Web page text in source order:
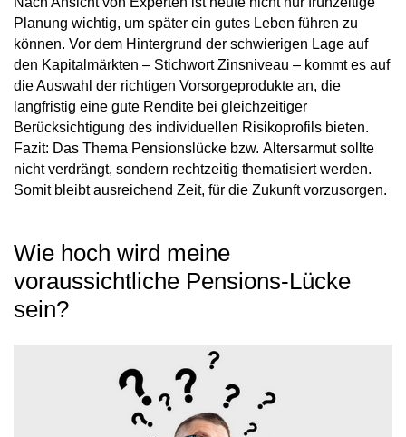
Planung wichtig, um später ein gutes Leben führen zu
können. Vor dem Hintergrund der schwierigen Lage auf
den Kapitalmärkten – Stichwort Zinsniveau – kommt es auf
die Auswahl der richtigen Vorsorgeprodukte an, die
langfristig eine gute Rendite bei gleichzeitiger
Berücksichtigung des individuellen Risikoprofils bieten.
Fazit: Das Thema Pensionslücke bzw. Altersarmutsollte
nicht verdrängt, sondern rechtzeitig thematisiert werden.
Somit bleibt ausreichend Zeit, für die Zukunft vorzusorgen.
Wie hoch wird meine
voraussichtliche Pensions-Lücke
sein?